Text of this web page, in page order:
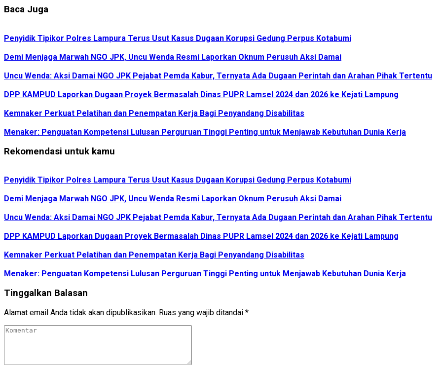
Baca Juga
Penyidik Tipikor Polres Lampura Terus Usut Kasus Dugaan Korupsi Gedung Perpus Kotabumi
Demi Menjaga Marwah NGO JPK, Uncu Wenda Resmi Laporkan Oknum Perusuh Aksi Damai
Uncu Wenda: Aksi Damai NGO JPK Pejabat Pemda Kabur, Ternyata Ada Dugaan Perintah dan Arahan Pihak Tertentu
DPP KAMPUD Laporkan Dugaan Proyek Bermasalah Dinas PUPR Lamsel 2024 dan 2026 ke Kejati Lampung
Kemnaker Perkuat Pelatihan dan Penempatan Kerja Bagi Penyandang Disabilitas
Menaker: Penguatan Kompetensi Lulusan Perguruan Tinggi Penting untuk Menjawab Kebutuhan Dunia Kerja
Rekomendasi untuk kamu
Penyidik Tipikor Polres Lampura Terus Usut Kasus Dugaan Korupsi Gedung Perpus Kotabumi
Demi Menjaga Marwah NGO JPK, Uncu Wenda Resmi Laporkan Oknum Perusuh Aksi Damai
Uncu Wenda: Aksi Damai NGO JPK Pejabat Pemda Kabur, Ternyata Ada Dugaan Perintah dan Arahan Pihak Tertentu
DPP KAMPUD Laporkan Dugaan Proyek Bermasalah Dinas PUPR Lamsel 2024 dan 2026 ke Kejati Lampung
Kemnaker Perkuat Pelatihan dan Penempatan Kerja Bagi Penyandang Disabilitas
Menaker: Penguatan Kompetensi Lulusan Perguruan Tinggi Penting untuk Menjawab Kebutuhan Dunia Kerja
Tinggalkan Balasan
Alamat email Anda tidak akan dipublikasikan. Ruas yang wajib ditandai *